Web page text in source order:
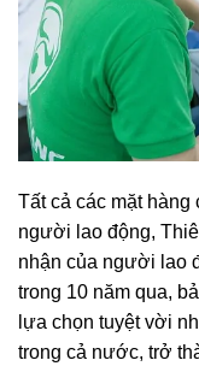
Tất cả các mặt
người lao động,
nhận của người lao
trong 10 năm qua,
lựa chọn tuyệt vời
trong cả nước, trở